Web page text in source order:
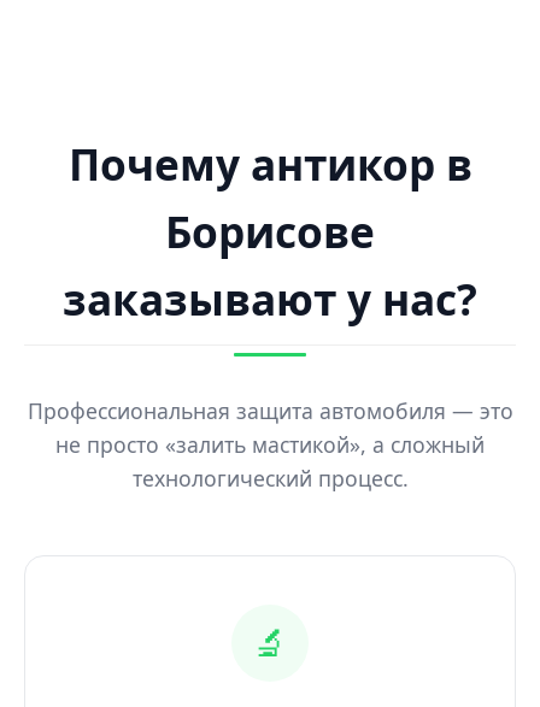
Почему антикор в
Борисове
заказывают у нас?
Профессиональная защита автомобиля — это
не просто «залить мастикой», а сложный
технологический процесс.
🔬